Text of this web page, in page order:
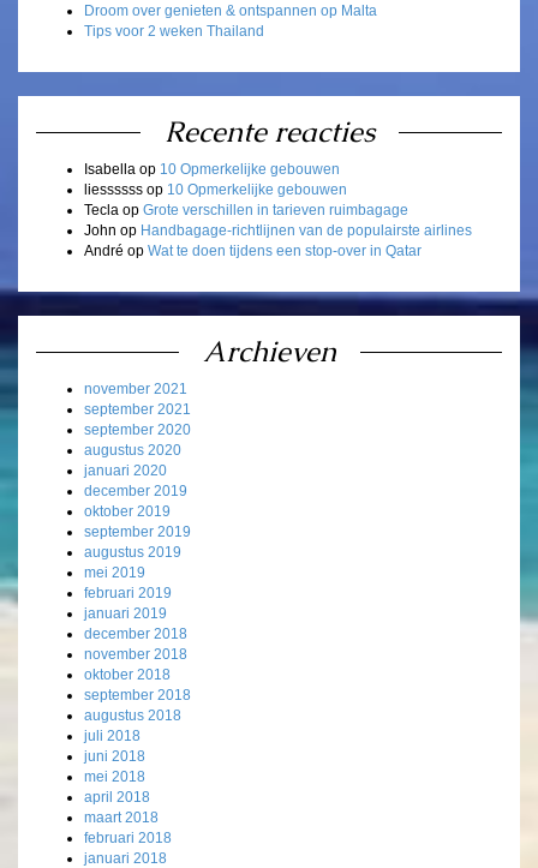
Droom over genieten & ontspannen op Malta
Tips voor 2 weken Thailand
Recente reacties
Isabella op 10 Opmerkelijke gebouwen
liessssss op 10 Opmerkelijke gebouwen
Tecla op Grote verschillen in tarieven ruimbagage
John op Handbagage-richtlijnen van de populairste airlines
André op Wat te doen tijdens een stop-over in Qatar
Archieven
november 2021
september 2021
september 2020
augustus 2020
januari 2020
december 2019
oktober 2019
september 2019
augustus 2019
mei 2019
februari 2019
januari 2019
december 2018
november 2018
oktober 2018
september 2018
augustus 2018
juli 2018
juni 2018
mei 2018
april 2018
maart 2018
februari 2018
januari 2018